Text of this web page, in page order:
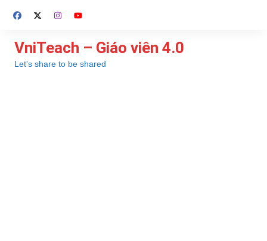
đến
dung
VniTeach – Giáo viên 4.0
Let's share to be shared